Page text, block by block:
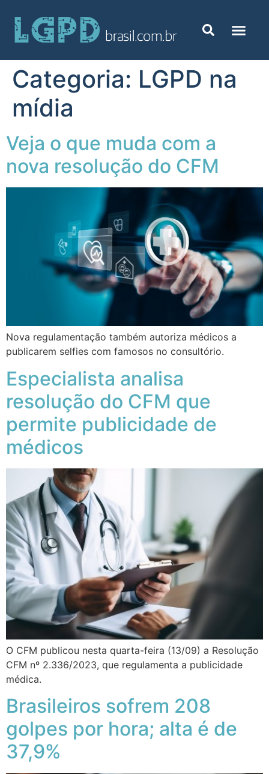
Categoria: LGPD na
mídia
Veja o que muda com a
nova resolução do CFM
Nova regulamentação também autoriza médicos a
publicarem selfies com famosos no consultório.
Especialista analisa
resolução do CFM que
permite publicidade de
médicos
O CFM publicou nesta quarta-feira (13/09) a Resolução
CFM nº 2.336/2023, que regulamenta a publicidade
médica.
Brasileiros sofrem 208
golpes por hora; alta é de
37,9%